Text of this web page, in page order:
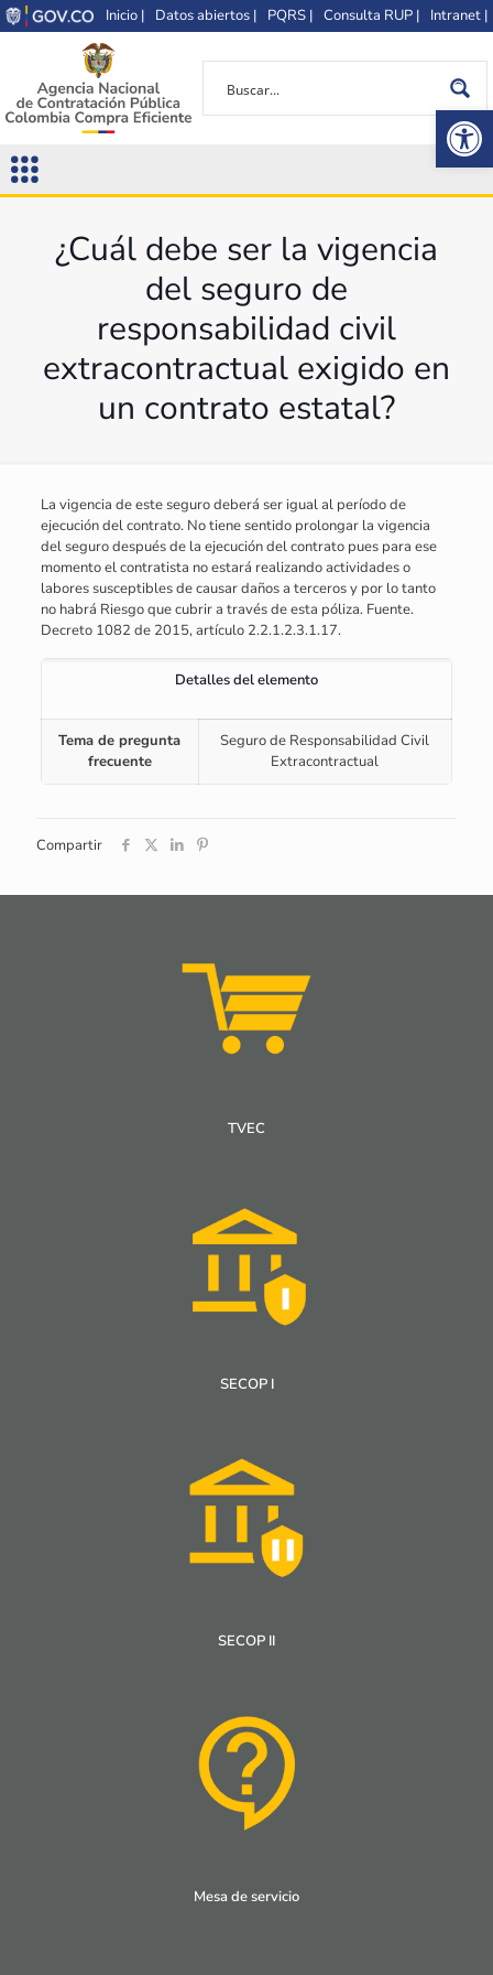
Inicio | Datos abiertos | PQRS | Consulta RUP | Intranet |
¿Cuál debe ser la vigencia
del seguro de
responsabilidad civil
extracontractual exigido en
un contrato estatal?
La vigencia de este seguro deberá ser igual al período de
ejecución del contrato. No tiene sentido prolongar la vigencia
del seguro después de la ejecución del contrato pues para ese
momento el contratista no estará realizando actividades o
labores susceptibles de causar daños a terceros y por lo tanto
no habrá Riesgo que cubrir a través de esta póliza. Fuente.
Decreto 1082 de 2015, artículo 2.2.1.2.3.1.17.
Detalles del elemento
Tema de pregunta
frecuente
Seguro de Responsabilidad Civil
Extracontractual
Compartir
TVEC
SECOP I
SECOP II
Mesa de servicio